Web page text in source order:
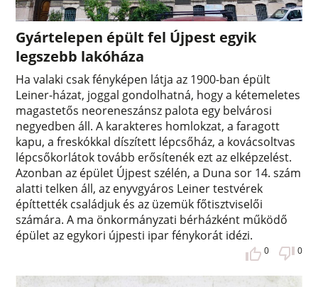
Gyártelepen épült fel Újpest egyik
legszebb lakóháza
Ha valaki csak fényképen látja az 1900-ban épült
Leiner-házat, joggal gondolhatná, hogy a kétemeletes
magastetős neoreneszánsz palota egy belvárosi
negyedben áll. A karakteres homlokzat, a faragott
kapu, a freskókkal díszített lépcsőház, a kovácsoltvas
lépcsőkorlátok tovább erősítenék ezt az elképzelést.
Azonban az épület Újpest szélén, a Duna sor 14. szám
alatti telken áll, az enyvgyáros Leiner testvérek
építtették családjuk és az üzemük főtisztviselői
számára. A ma önkormányzati bérházként működő
épület az egykori újpesti ipar fénykorát idézi.
0 0